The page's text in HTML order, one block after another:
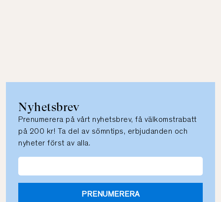
Nyhetsbrev
Prenumerera på vårt nyhetsbrev, få välkomstrabatt
på 200 kr! Ta del av sömntips, erbjudanden och
nyheter först av alla.
PRENUMERERA